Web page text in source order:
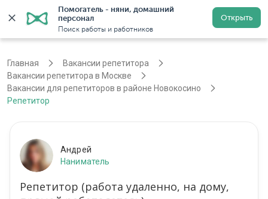
Помогатель - няни, домашний
персонал
Поиск работы и работников
Открыть
Регистрация
Главная
Вакансии репетитора
Вакансии репетитора в Москве
Вакансии для репетиторов в районе Новокосино
Репетитор
Андрей
Наниматель
Репетитор (работа удаленно, на дому,